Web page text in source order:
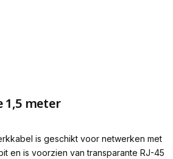
1,5 meter
is geschikt voor netwerken met
en is voorzien van transparante RJ-45